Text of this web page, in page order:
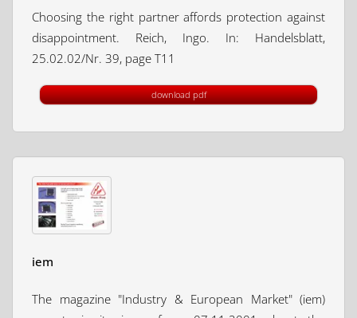
Choosing the right partner affords protection against
disappointment. Reich, Ingo. In: Handelsblatt,
25.02.02/Nr. 39, page T11
download pdf
iem
The magazine "Industry & European Market" (iem)